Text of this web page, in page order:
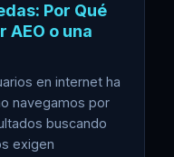
Por Qué
AEO o una
en internet ha
navegamos por
buscando
exigen